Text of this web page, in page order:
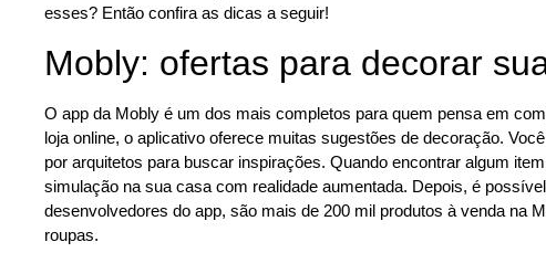
esses? Então confira as dicas a seguir!
Mobly: ofertas para decorar
O app da Mobly é um dos mais completos para quem pensa em
loja online, o aplicativo oferece muitas sugestões de decoração.
por arquitetos para buscar inspirações. Quando encontrar algum
simulação na sua casa com realidade aumentada. Depois, é
desenvolvedores do app, são mais de 200 mil produtos à venda na
roupas.